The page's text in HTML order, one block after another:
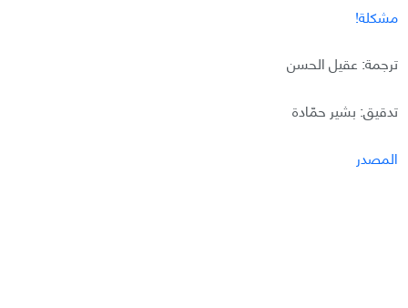
مشكلة!
ترجمة: عقيل الحسن
تدقيق: بشير حمّادة
المصدر